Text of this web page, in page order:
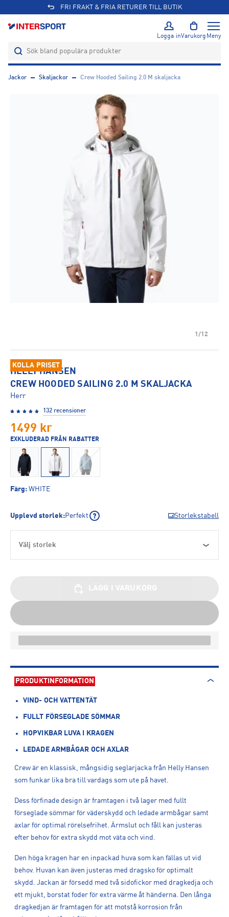
FRI FRAKT & FRIA RETURER TILL BUTIK
Logga inVarukorg Meny
Jackor Skaljackor Crew Hooded Sailing 2.0 M skaljacka
1/12
KOLLA PRISET
HELLY HANSEN
CREW HOODED SAILING 2.0 M SKALJACKA
Herr
132 recensioner
1499 kr
EXKLUDERAD FRÅN RABATTER
Färg: WHITE
Upplevd storlek:Perfekt Storlekstabell
Välj storlek
PRODUKTINFORMATION
VIND- OCH VATTENTÄT
FULLT FÖRSEGLADE SÖMMAR
HOPVIKBAR LUVA I KRAGEN
LEDADE ARMBÅGAR OCH AXLAR
Crew är en klassisk, mångsidig seglarjacka från Helly Hansen
som funkar lika bra till vardags som ute på havet.
Dess förfinade design är framtagen i två lager med fullt
förseglade sömmar för väderskydd och ledade armbågar samt
axlar för optimal rörelsefrihet. Ärmslut och fåll kan justeras
efter behov för extra skydd mot väta och vind.
Den höga kragen har en inpackad huva som kan fällas ut vid
behov. Huvan kan även justeras med dragsko för optimalt
skydd. Jackan är försedd med två sidofickor med dragkedja och
ett mjukt, borstat foder för extra värme åt händerna. Den långa
dragkedjan är framtagen för att motstå korrosion från